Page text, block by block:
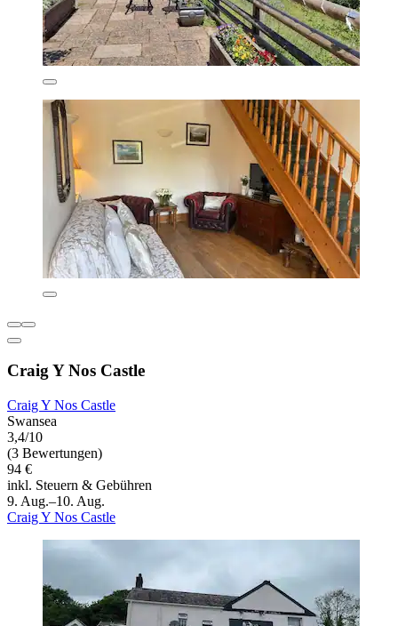
Craig Y Nos Castle
Craig Y Nos Castle
Swansea
3,4/10
(3 Bewertungen)
94 €
inkl. Steuern & Gebühren
9. Aug.–10. Aug.
Craig Y Nos Castle